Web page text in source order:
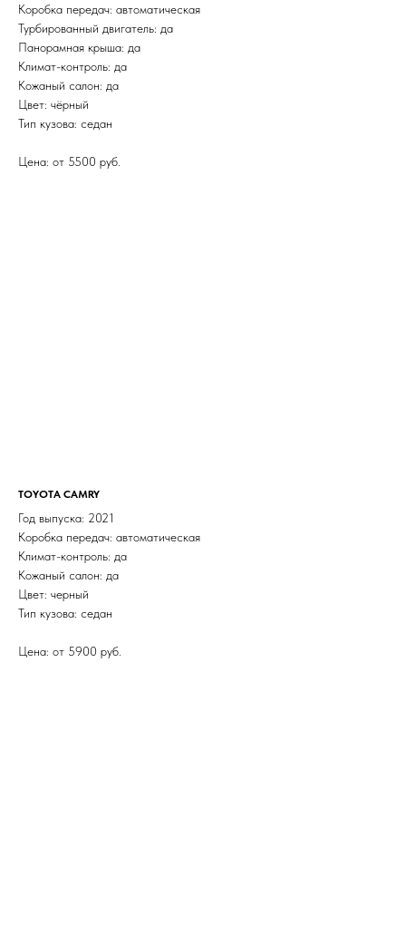
Коробка передач: автоматическая
Турбированный двигатель: да
Панорамная крыша: да
Климат-контроль: да
Кожаный салон: да
Цвет: чёрный
Тип кузова: седан
Цена: от 5500 руб.
TOYOTA CAMRY
Год выпуска: 2021
Коробка передач: автоматическая
Климат-контроль: да
Кожаный салон: да
Цвет: черный
Тип кузова: седан
Цена: от 5900 руб.